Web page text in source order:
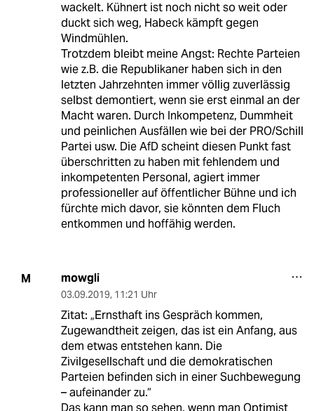
wackelt. Kühnert ist noch nicht so weit oder
duckt sich weg, Habeck kämpft gegen
Windmühlen.
Trotzdem bleibt meine Angst: Rechte Parteien
wie z.B. die Republikaner haben sich in den
letzten Jahrzehnten immer völlig zuverlässig
selbst demontiert, wenn sie erst einmal an der
Macht waren. Durch Inkompetenz, Dummheit
und peinlichen Ausfällen wie bei der PRO/Schill
Partei usw. Die AfD scheint diesen Punkt fast
überschritten zu haben mit fehlendem und
inkompetenten Personal, agiert immer
professioneller auf öffentlicher Bühne und ich
fürchte mich davor, sie könnten dem Fluch
entkommen und hoffähig werden.
M mowgli
03.09.2019, 11:21 Uhr
Zitat: „Ernsthaft ins Gespräch kommen,
Zugewandtheit zeigen, das ist ein Anfang, aus
dem etwas entstehen kann. Die
Zivilgesellschaft und die demokratischen
Parteien befinden sich in einer Suchbewegung
– aufeinander zu.“